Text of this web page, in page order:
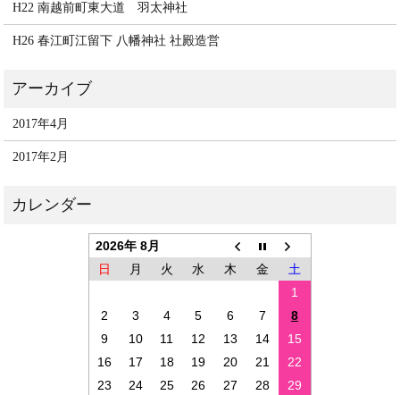
H22 南越前町東大道 羽太神社
H26 春江町江留下 八幡神社 社殿造営
2017年4月
2017年2月
2026年 8月
日
月 火 水 木 金
土
1
2
3 4 5 6 7
8
9
10 11 12 13 14
15
16
17 18 19 20 21
22
23
24 25 26 27 28 29